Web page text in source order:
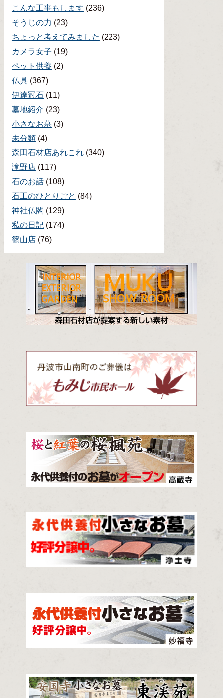
こんな工事もします (236)
そうじの力 (23)
ちょっと考えてみました (223)
カメラ女子 (19)
ペット供養 (2)
仏具(367)
伊達冠石(11)
墓地紹介 (23)
小さなお墓 (3)
未分類(4)
森田石材店あれこれ(340)
滝野店(117)
石のお話(108)
石工のひとりごと (84)
神社仏閣 (129)
私の日記(174)
篠山店(76)